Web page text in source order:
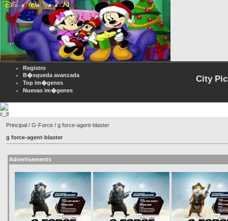
Registro
B�squeda avanzada
Top im�genes
Nuevas im�genes
City
Principal / G-Force / g force-agent-blaster
g force-agent-blaster
Advertisements